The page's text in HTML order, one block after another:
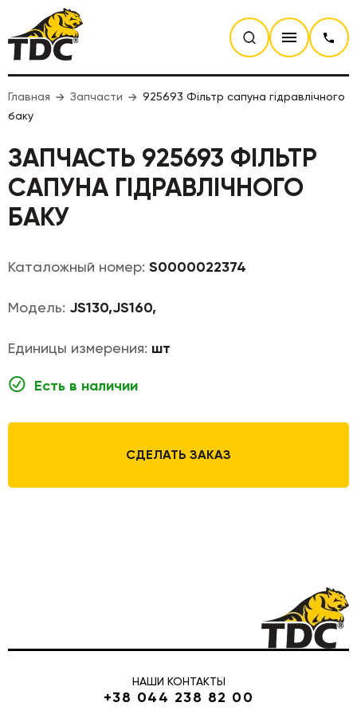
Главная Запчасти
925693 Фільтр сапуна гідравлічного
баку
ЗАПЧАСТЬ 925693 ФІЛЬТР
САПУНА ГІДРАВЛІЧНОГО
БАКУ
Каталожный номер: S0000022374
Модель: JS130,JS160,
Единицы измерения: шт
Есть в наличии
СДЕЛАТЬ ЗАКАЗ
НАШИ КОНТАКТЫ
+38 044 238 82 00